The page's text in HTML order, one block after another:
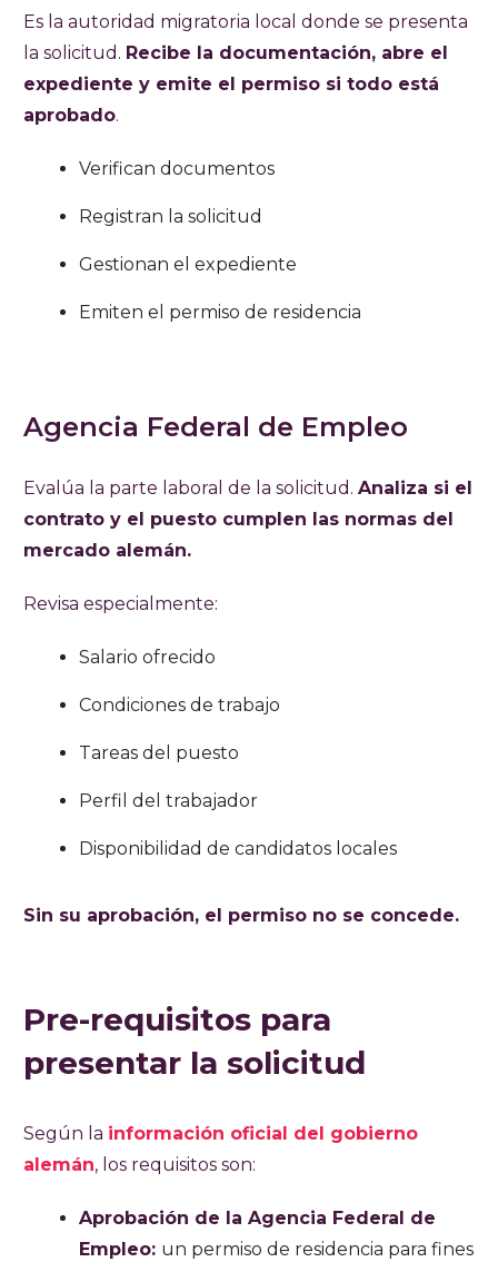
Es la autoridad migratoria local donde se presenta
la solicitud. Recibe la documentación, abre el
expediente y emite el permiso si todo está
aprobado.
Verifican documentos
Registran la solicitud
Gestionan el expediente
Emiten el permiso de residencia
Agencia Federal de Empleo
Evalúa la parte laboral de la solicitud. Analiza si el
contrato y el puesto cumplen las normas del
mercado alemán.
Revisa especialmente:
Salario ofrecido
Condiciones de trabajo
Tareas del puesto
Perfil del trabajador
Disponibilidad de candidatos locales
Sin su aprobación, el permiso no se concede.
Pre-requisitos para
presentar la solicitud
Según la información oficial del gobierno
alemán, los requisitos son:
Aprobación de la Agencia Federal de
Empleo: un permiso de residencia para fines